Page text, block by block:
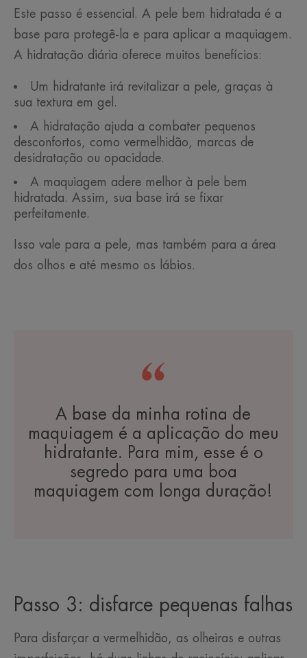
Este passo é essencial. A pele bem hidratada é a
base para protegê-la e para aplicar a maquiagem.
A hidratação diária oferece muitos benefícios:
Um hidratante irá revitalizar a pele, graças à
sua textura em gel.
A hidratação ajuda a combater pequenos
desconfortos, como vermelhidão, marcas de
desidratação ou opacidade.
A maquiagem adere melhor à pele bem
hidratada. Assim, sua base irá se fixar
perfeitamente.
Isso vale para a pele, mas também para a área
dos olhos e até mesmo os lábios.
A base da minha rotina de
maquiagem é a aplicação do meu
hidratante. Para mim, esse é o
segredo para uma boa
maquiagem com longa duração!
Passo 3: disfarce pequenas falhas
Para disfarçar a vermelhidão, as olheiras e outras